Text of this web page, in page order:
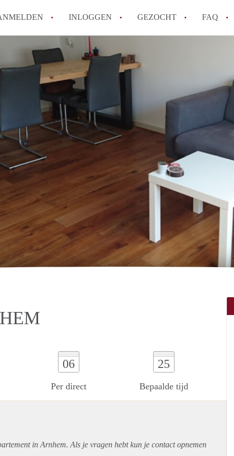
INLOGGEN GEZOCHT FAQ
How to translate AppartementenArnhem!
Hoeveel kost het om te reageren op een
Wat is de privacyverklaring van
Berekent AppartementenArnhem
makelaarsvergoeding/
Alle veelgestelde vragen
06
Per direct
25
Bepaalde tijd
in Arnhem. Als je vragen hebt kun je contact opnemen